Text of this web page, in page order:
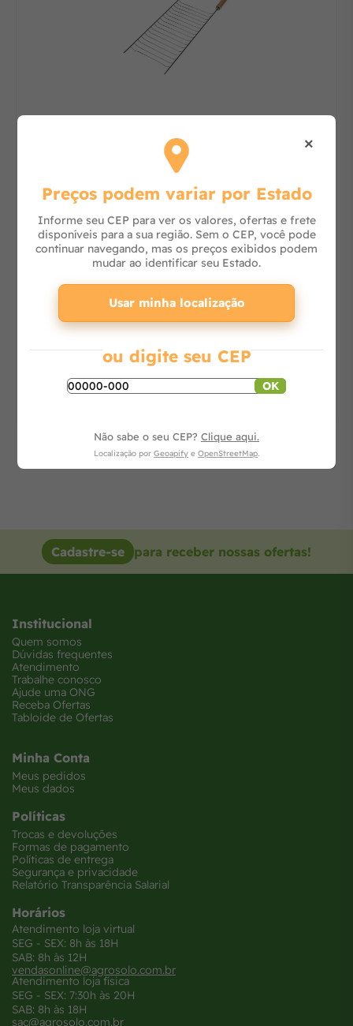
Consulte
Adicionar ao carrinho
Cadastre-se para receber nossas ofertas!
Institucional
Quem somos
Dúvidas frequentes
Atendimento
Trabalhe conosco
Ajude uma ONG
Receba Ofertas
Tabloide de Ofertas
Minha Conta
Meus pedidos
Meus dados
Políticas
Trocas e devoluções
Formas de pagamento
Políticas de entrega
Segurança e privacidade
Relatório Transparência Salarial
Horários
Atendimento loja virtual
SEG - SEX: 8h às 18H
SAB: 8h às 12H
vendasonline@agrosolo.com.br
Atendimento loja física
SEG - SEX: 7:30h às 20H
SAB: 8h às 18H
sac@agrosolo.com.br
×
Preços podem variar por Estado
Informe seu CEP para ver os valores, ofertas e frete
disponíveis para a sua região. Sem o CEP, você pode
continuar navegando, mas os preços exibidos podem
mudar ao identificar seu Estado.
Usar minha localização
ou digite seu CEP
OK
Não sabe o seu CEP? Clique aqui.
Localização por Geoapify e OpenStreetMap